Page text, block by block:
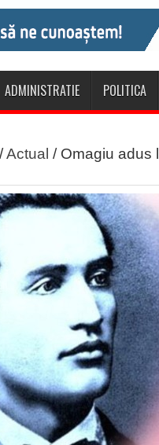
ADMINISTRATIE POLITICA
/Actual / Omagiu adus